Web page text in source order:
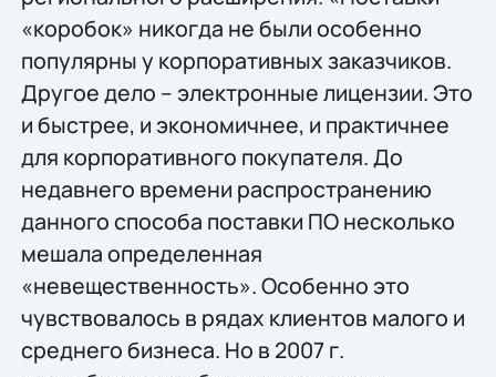
«коробок» никогда не были особенно
популярны у корпоративных заказчиков.
Другое дело – электронные лицензии. Это
и быстрее, и экономичнее, и практичнее
для корпоративного покупателя. До
недавнего времени распространению
данного способа поставки ПО несколько
мешала определенная
«невещественность». Особенно это
чувствовалось в рядах клиентов малого и
среднего бизнеса. Но в 2007 г.